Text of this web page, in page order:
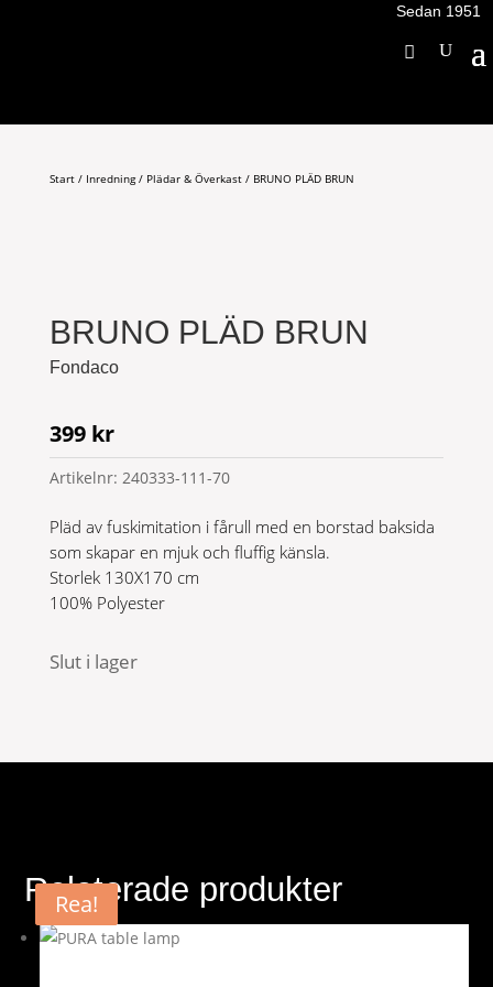
Sedan 1951
Start/ Inredning/ Plädar & Överkast/ BRUNO PLÄD BRUN
BRUNO PLÄD BRUN
Fondaco
399 kr
Artikelnr: 240333-111-70
Pläd av fuskimitation i fårull med en borstad baksida
som skapar en mjuk och fluffig känsla.
Storlek 130X170 cm
100% Polyester
Slut i lager
Relaterade produkter
Rea!
Rea!